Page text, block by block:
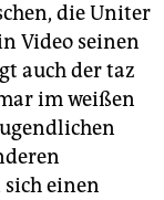
die Uniter
Video seinen
auch der taz
im weißen
einen